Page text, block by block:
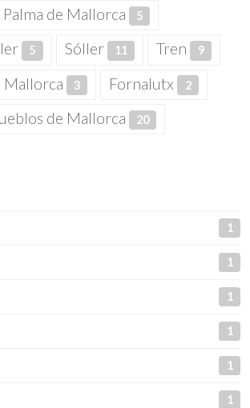
Palma de Mallorca 5
5 Sóller 11 Tren 9
Mallorca 3 Fornalutx 2
de Mallorca 20
1
1
1
1
1
1